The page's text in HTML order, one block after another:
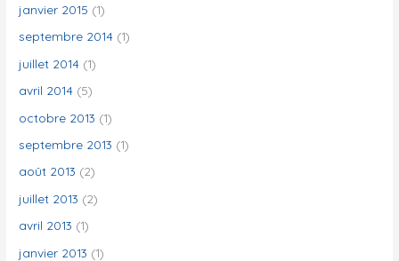
janvier 2015 (1)
septembre 2014 (1)
juillet 2014 (1)
avril 2014 (5)
octobre 2013 (1)
septembre 2013 (1)
août 2013 (2)
juillet 2013 (2)
avril 2013 (1)
janvier 2013 (1)